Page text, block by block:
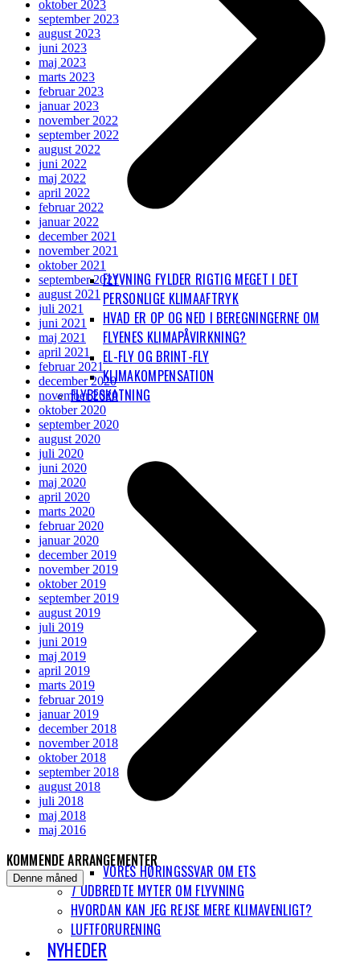
FLYVNING FYLDER RIGTIG MEGET I DET
PERSONLIGE KLIMAAFTRYK
HVAD ER OP OG NED I BEREGNINGERNE OM
FLYENES KLIMAPÅVIRKNING?
EL-FLY OG BRINT-FLY
KLIMAKOMPENSATION
FLYBESKATNING
VORES HØRINGSSVAR OM ETS
7 UDBREDTE MYTER OM FLYVNING
HVORDAN KAN JEG REJSE MERE KLIMAVENLIGT?
LUFTFORURENING
NYHEDER
oktober 2023
september 2023
august 2023
juni 2023
maj 2023
marts 2023
februar 2023
januar 2023
november 2022
september 2022
august 2022
juni 2022
maj 2022
april 2022
februar 2022
januar 2022
december 2021
november 2021
oktober 2021
september 2021
august 2021
juli 2021
juni 2021
maj 2021
april 2021
februar 2021
december 2020
november 2020
oktober 2020
september 2020
august 2020
juli 2020
juni 2020
maj 2020
april 2020
marts 2020
februar 2020
januar 2020
december 2019
november 2019
oktober 2019
september 2019
august 2019
juli 2019
juni 2019
maj 2019
april 2019
marts 2019
februar 2019
januar 2019
december 2018
november 2018
oktober 2018
september 2018
august 2018
juli 2018
maj 2018
maj 2016
KOMMENDE ARRANGEMENTER
Denne måned